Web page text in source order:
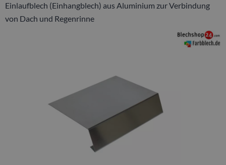
Einlaufblech (Einhangblech) aus Aluminium zur Verbindung
von Dach und Regenrinne